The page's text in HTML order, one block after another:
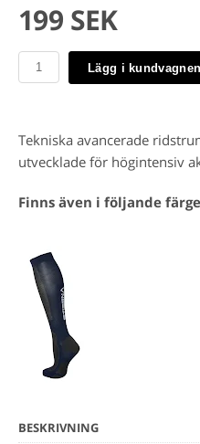
199 SEK
Lägg i kundvagnen
Tekniska avancerade
utvecklade för högintensiv
Finns även i följande
BESKRIVNING